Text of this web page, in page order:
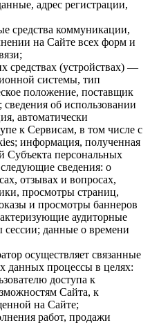
адрес регистрации,
средства коммуникации,
на Сайте всех форм и
средствах (устройствах) —
системы, тип
положение, поставщик
сведения об использовании
автоматически
к Сервисам, в том числе с
информация, полученная
Субъекта персональных
сведения: о
отзывах и вопросах,
просмотры страниц,
и просмотры баннеров
аудиторные
сессии; данные о времени
осуществляет связанные
данных процессы в целях:
доступа к
Сайта, к
на Сайте;
работ, продажи